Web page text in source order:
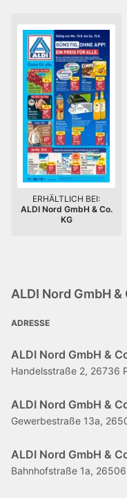
ERHÄLTLICH BEI:
ALDI Nord GmbH & Co.
KG
ALDI Nord GmbH
ADRESSE
ALDI Nord GmbH &
Handelsstraße 2, 26736
ALDI Nord GmbH &
Gewerbestraße 13a,
ALDI Nord GmbH &
Bahnhofstraße 1a,